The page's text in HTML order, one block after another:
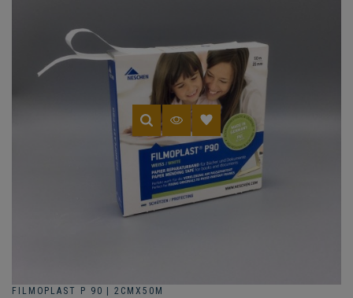
FILMOPLAST P 90 | 2CMX50M